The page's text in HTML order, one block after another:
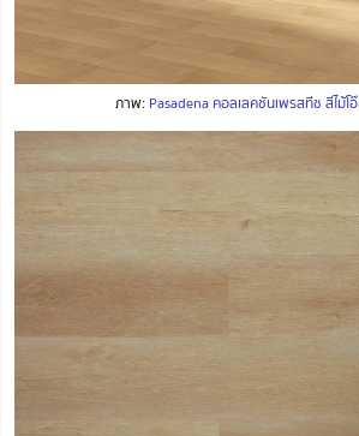
ภาพ: Pasadena คอลเลคชันเพรสทีช สีไม้โ